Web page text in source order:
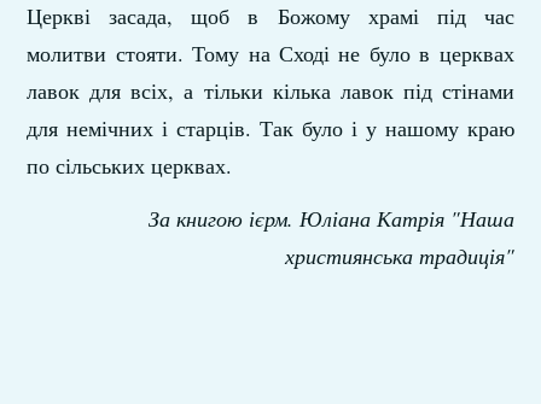
Церкві засада, щоб в Божому храмі під час
молитви стояти. Тому на Сході не було в церквах
лавок для всіх, а тільки кілька лавок під стінами
для немічних і старців. Так було і у нашому краю
по сільських церквах.
За книгою ієрм. Юліана Катрія "Наша
християнська традиція"